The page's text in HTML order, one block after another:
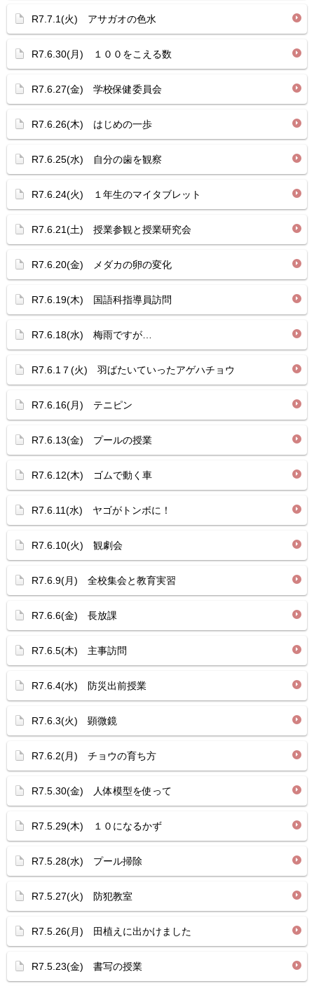
R7.7.1(火) アサガオの色水
R7.6.30(月) １００をこえる数
R7.6.27(金) 学校保健委員会
R7.6.26(木) はじめの一歩
R7.6.25(水) 自分の歯を観察
R7.6.24(火) １年生のマイタブレット
R7.6.21(土) 授業参観と授業研究会
R7.6.20(金) メダカの卵の変化
R7.6.19(木) 国語科指導員訪問
R7.6.18(水) 梅雨ですが…
R7.6.1７(火) 羽ばたいていったアゲハチョウ
R7.6.16(月) テニピン
R7.6.13(金) プールの授業
R7.6.12(木) ゴムで動く車
R7.6.11(水) ヤゴがトンボに！
R7.6.10(火) 観劇会
R7.6.9(月) 全校集会と教育実習
R7.6.6(金) 長放課
R7.6.5(木) 主事訪問
R7.6.4(水) 防災出前授業
R7.6.3(火) 顕微鏡
R7.6.2(月) チョウの育ち方
R7.5.30(金) 人体模型を使って
R7.5.29(木) １０になるかず
R7.5.28(水) プール掃除
R7.5.27(火) 防犯教室
R7.5.26(月) 田植えに出かけました
R7.5.23(金) 書写の授業